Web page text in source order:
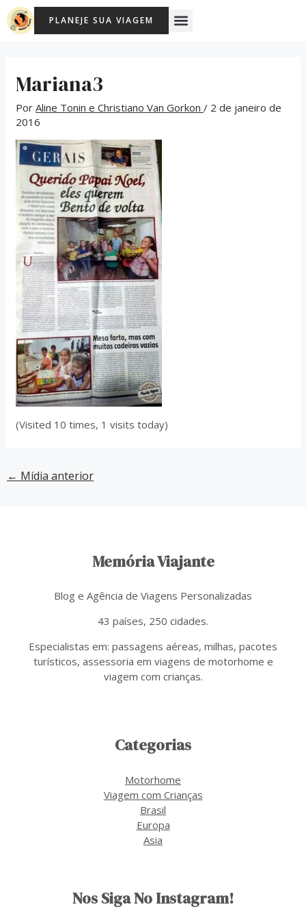
para
PLANEJE SUA VIAGEM Menu
Mariana3
PorAline Tonin e Christiano Van Gorkon/ 2 de janeiro de
2016
(Visited 10 times, 1 visits today)
Post
navigation
← Mídia anterior
Memória Viajante
Blog e Agência de Viagens Personalizadas
43 países, 250 cidades.
Especialistas em: passagens aéreas, milhas, pacotes
turísticos, assessoria em viagens de motorhome e
viagem com crianças.
Categorias
Motorhome
Viagem com Crianças
Brasil
Europa
Asia
Nos Siga No Instagram!